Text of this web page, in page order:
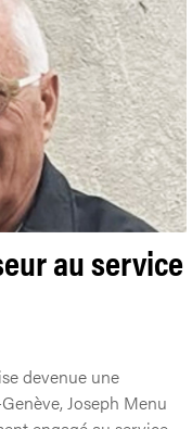
au service